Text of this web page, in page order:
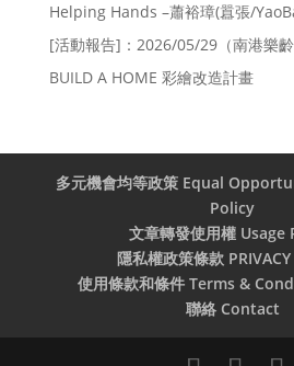
Helping Hands –蕭裕璋(囂張/
[活動報告]：2026/05/29（南港樂
BUILD A HOME 彩繪改造計畫
多元機會均等政策 Equal
Policy
文章轉發使用權 Usage
隱私權政策條款
使用條款和條件 Terms &
聯絡 Contact